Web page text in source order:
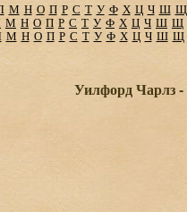
М Н О П Р С Т У Ф Х Ц Ч Ш Щ
М Н О П Р С Т У Ф Х Ц Ч Ш Щ
М Н О П Р С Т У Ф Х Ц Ч Ш Щ
Уилфорд Чарлз -